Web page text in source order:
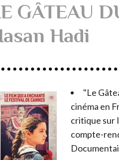
GÂTEAU
Hadi
"Le
cinéma en
critique sur
compte-